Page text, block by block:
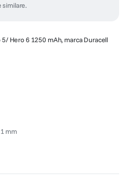
similare.
Hero 6 1250 mAh, marca Duracell
mm